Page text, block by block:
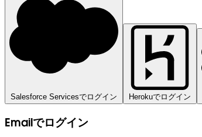
Salesforce Servicesでログイン Herokuでログイン
Emailでログイン